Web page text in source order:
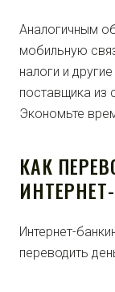
Аналогичным
мобильную
налоги и
поставщика из
Экономьте
КАК
Интернет-
переводить